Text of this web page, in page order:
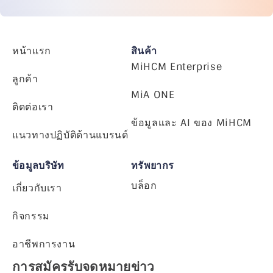
หน้าแรก
ลูกค้า
ติดต่อเรา
แนวทางปฏิบัติด้านแบรนด์
สินค้า
MiHCM Enterprise
MiA ONE
ข้อมูลและ AI ของ MiHCM
ข้อมูลบริษัท
เกี่ยวกับเรา
กิจกรรม
อาชีพการงาน
ทรัพยากร
บล็อก
การสมัครรับจดหมายข่าว